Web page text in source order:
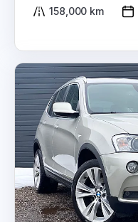
158,000 km